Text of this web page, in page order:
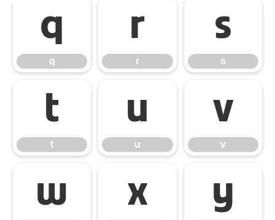
q
q
r
r
s
s
t
t
u
u
v
v
w x y